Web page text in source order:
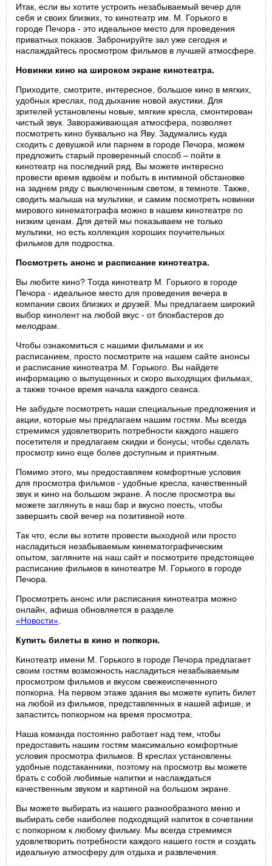
Итак, если вы хотите устроить незабываемый вечер для
себя и своих близких, то кинотеатр им. М. Горького в
городе Печора - это идеальное место для проведения
приватных показов. Забронируйте зал уже сегодня и
наслаждайтесь просмотром фильмов в лучшей атмосфере.
Новинки кино на широком экране кинотеатра.
Приходите, смотрите, интересное, большое кино в мягких,
удобных креслах, под дыхание новой акустики. Для
зрителей установлены новые, мягкие кресла, смонтирован
чистый звук. Завораживающая атмосфера, позволяет
посмотреть кино буквально на Яву. Задумались куда
сходить с девушкой или парнем в городе Печора, можем
предложить старый проверенный способ – пойти в
кинотеатр на последний ряд. Вы можете интересно
провести время вдвоём и побыть в интимной обстановке
на заднем ряду с выключенным светом, в темноте. Также,
сводить малыша на мультики, и самим посмотреть новинки
мирового кинематографа можно в нашем кинотеатре по
низким ценам. Для детей мы показываем не только
мультики, но есть коллекция хороших поучительных
фильмов для подростка.
Посмотреть анонс и расписание кинотеатра.
Вы любите кино? Тогда кинотеатр М. Горького в городе
Печора - идеальное место для проведения вечера в
компании своих близких и друзей. Мы предлагаем широкий
выбор кинолент на любой вкус - от блокбастеров до
мелодрам.
Чтобы ознакомиться с нашими фильмами и их
расписанием, просто посмотрите на нашем сайте анонсы
и расписание кинотеатра М. Горького. Вы найдете
информацию о выпущенных и скоро выходящих фильмах,
а также точное время начала каждого сеанса.
Не забудьте посмотреть наши специальные предложения и
акции, которые мы предлагаем нашим гостям. Мы всегда
стремимся удовлетворить потребности каждого нашего
посетителя и предлагаем скидки и бонусы, чтобы сделать
просмотр кино еще более доступным и приятным.
Помимо этого, мы предоставляем комфортные условия
для просмотра фильмов - удобные кресла, качественный
звук и кино на большом экране. А после просмотра вы
можете заглянуть в наш бар и вкусно поесть, чтобы
завершить свой вечер на позитивной ноте.
Так что, если вы хотите провести выходной или просто
насладиться незабываемым кинематографическим
опытом, загляните на наш сайт и посмотрите предстоящее
расписание фильмов в кинотеатре М. Горького в городе
Печора.
Просмотреть анонс или расписания кинотеатра можно
онлайн, афиша обновляется в разделе
«Новости»
Купить билеты в кино и попкорн.
Кинотеатр имени М. Горького в городе Печора предлагает
своим гостям возможность насладиться незабываемым
просмотром фильмов и вкусом свежеиспеченного
попкорна. На первом этаже здания вы можете купить билет
на любой из фильмов, представленных в нашей афише, и
запаститсь попкорном на время просмотра.
Наша команда постоянно работает над тем, чтобы
предоставить нашим гостям максимально комфортные
условия просмотра фильмов. В креслах установлены
удобные подстаканники, поэтому на просмотр вы можете
брать с собой любимые напитки и наслаждаться
качественным звуком и картиной на большом экране.
Вы можете выбирать из нашего разнообразного меню и
выбирать себе наиболее подходящий напиток в сочетании
с попкорном к любому фильму. Мы всегда стремимся
удовлетворить потребности каждого нашего гостя и создать
идеальную атмосферу для отдыха и развлечения.